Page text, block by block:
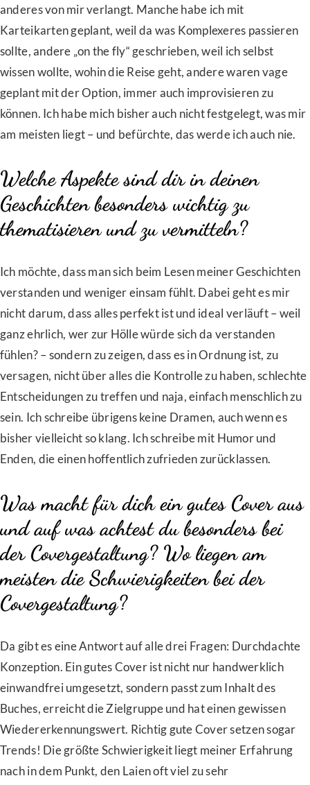
anderes von mir verlangt. Manche habe ich mit
Karteikarten geplant, weil da was Komplexeres passieren
sollte, andere „on the fly“ geschrieben, weil ich selbst
wissen wollte, wohin die Reise geht, andere waren vage
geplant mit der Option, immer auch improvisieren zu
können. Ich habe mich bisher auch nicht festgelegt, was mir
am meisten liegt – und befürchte, das werde ich auch nie.
Welche Aspekte sind dir in deinen
Geschichten besonders wichtig zu
thematisieren und zu vermitteln?
Ich möchte, dass man sich beim Lesen meiner Geschichten
verstanden und weniger einsam fühlt. Dabei geht es mir
nicht darum, dass alles perfekt ist und ideal verläuft – weil
ganz ehrlich, wer zur Hölle würde sich da verstanden
fühlen? – sondern zu zeigen, dass es in Ordnung ist, zu
versagen, nicht über alles die Kontrolle zu haben, schlechte
Entscheidungen zu treffen und naja, einfach menschlich zu
sein. Ich schreibe übrigens keine Dramen, auch wenn es
bisher vielleicht so klang. Ich schreibe mit Humor und
Enden, die einen hoffentlich zufrieden zurücklassen.
Was macht für dich ein gutes Cover aus
und auf was achtest du besonders bei
der Covergestaltung? Wo liegen am
meisten die Schwierigkeiten bei der
Covergestaltung?
Da gibt es eine Antwort auf alle drei Fragen: Durchdachte
Konzeption. Ein gutes Cover ist nicht nur handwerklich
einwandfrei umgesetzt, sondern passt zum Inhalt des
Buches, erreicht die Zielgruppe und hat einen gewissen
Wiedererkennungswert. Richtig gute Cover setzen sogar
Trends! Die größte Schwierigkeit liegt meiner Erfahrung
nach in dem Punkt, den Laien oft viel zu sehr